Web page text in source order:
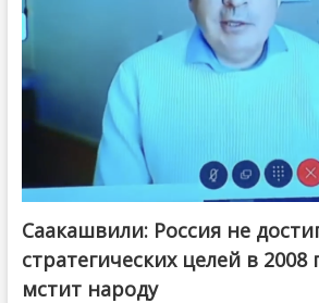
Саакашвили: Россия не
стратегических целей в 2008
мстит народу